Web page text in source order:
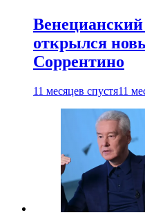
открылся
Соррентино
11 месяцев спустя11